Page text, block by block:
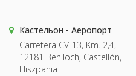
Кастельон - Аеропорт
Carretera CV-13, Km. 2,4,
12181 Benlloch, Castellón,
Hiszpania